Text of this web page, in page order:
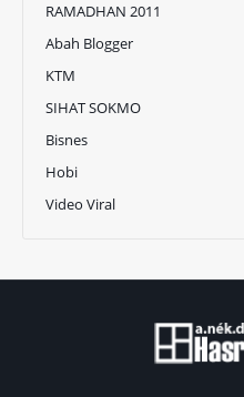
RAMADHAN 2011
Abah Blogger
KTM
SIHAT SOKMO
Bisnes
Hobi
Video Viral